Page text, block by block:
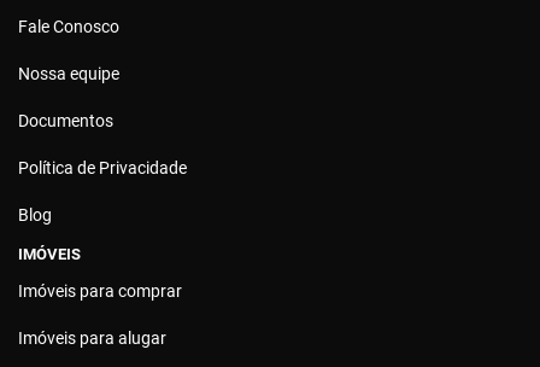
Fale Conosco
Nossa equipe
Documentos
Política de Privacidade
Blog
IMÓVEIS
Imóveis para comprar
Imóveis para alugar